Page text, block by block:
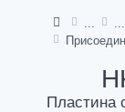
Пластина